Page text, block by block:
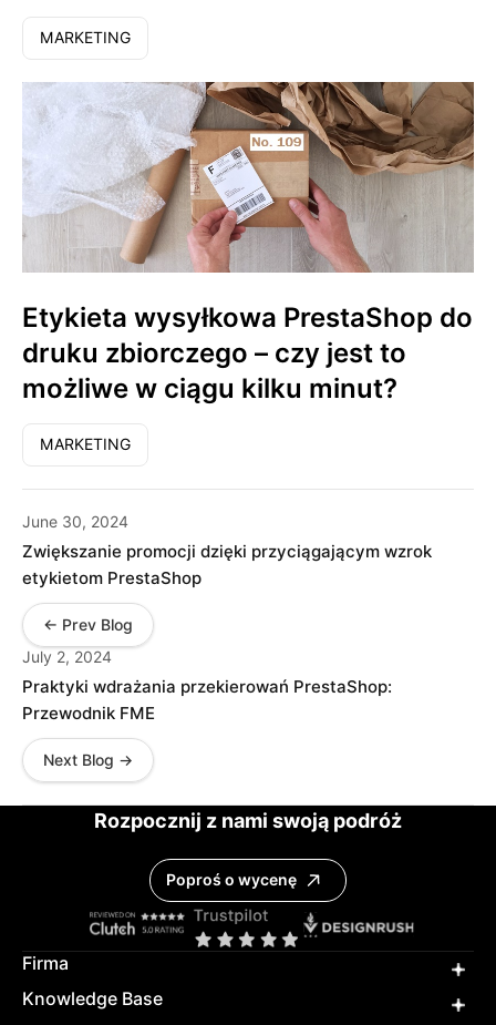
MARKETING
Etykieta wysyłkowa PrestaShop do
druku zbiorczego – czy jest to
możliwe w ciągu kilku minut?
MARKETING
June 30, 2024
Zwiększanie promocji dzięki przyciągającym wzrok
etykietom PrestaShop
← Prev Blog
July 2, 2024
Praktyki wdrażania przekierowań PrestaShop:
Przewodnik FME
Next Blog →
Rozpocznij z nami swoją podróż
Poproś o wycenę
Firma
Knowledge Base